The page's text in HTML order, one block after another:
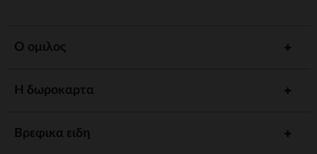
Ο ομιλος
Η δωροκαρτα
Βρεφικα ειδη